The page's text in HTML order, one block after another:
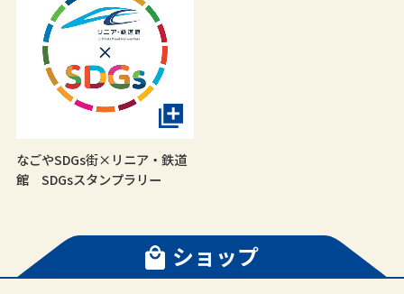
なごやSDGs街×リニア・鉄道
館 SDGsスタンプラリー
ショップ